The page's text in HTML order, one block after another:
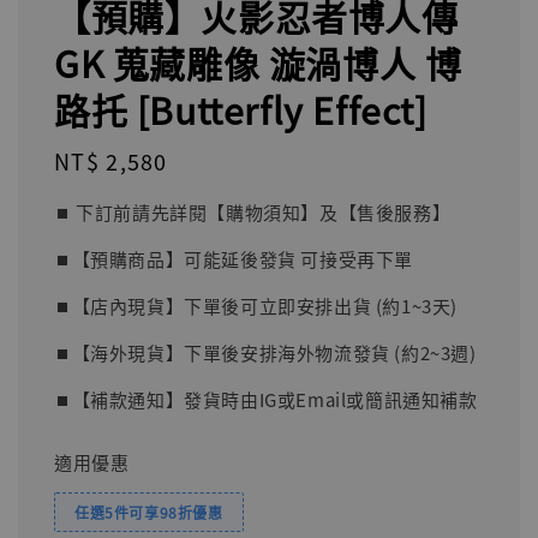
【預購】火影忍者博人傳
GK 蒐藏雕像 漩渦博人 博
路托 [Butterfly Effect]
Regular
NT$ 2,580
⏹︎ 下訂前請先詳閱【購物須知】及【售後服務】
⏹︎【預購商品】可能延後發貨 可接受再下單
⏹︎【店內現貨】下單後可立即安排出貨 (約1~3天)
⏹︎【海外現貨】下單後安排海外物流發貨 (約2~3週)
⏹︎【補款通知】發貨時由IG或Email或簡訊通知補款
適用優惠
任選5件可享98折優惠